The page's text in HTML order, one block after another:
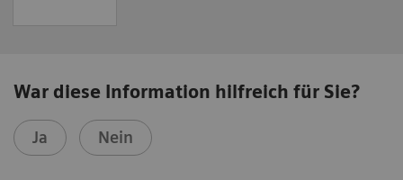
War diese Information hilfreich für Sie?
Ja Nein